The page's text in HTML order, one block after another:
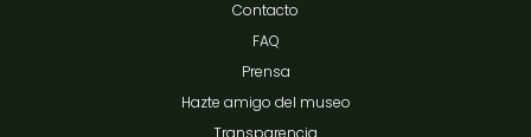
Contacto
FAQ
Prensa
Hazte amigo del museo